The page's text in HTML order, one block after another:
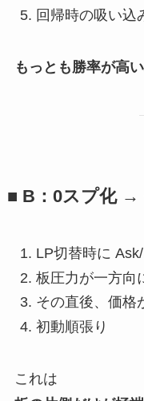
回帰時の吸い込
もっとも勝率が高い
■ B：0スプ化 →
LP切替時に
板圧力が一方向
その直後、価格
初動順張り
これは